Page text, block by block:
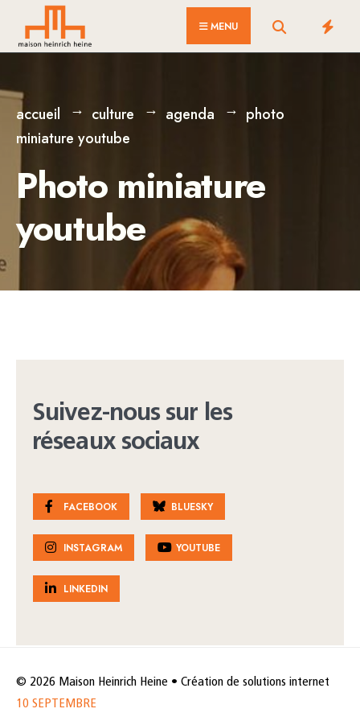
MENU
accueil culture agenda
photo
miniature youtube
Photo miniature
youtube
Suivez-nous sur les
réseaux sociaux
FACEBOOK BLUESKY
INSTAGRAM YOUTUBE
LINKEDIN
© 2026 Maison Heinrich Heine • Création de solutions internet
10 SEPTEMBRE